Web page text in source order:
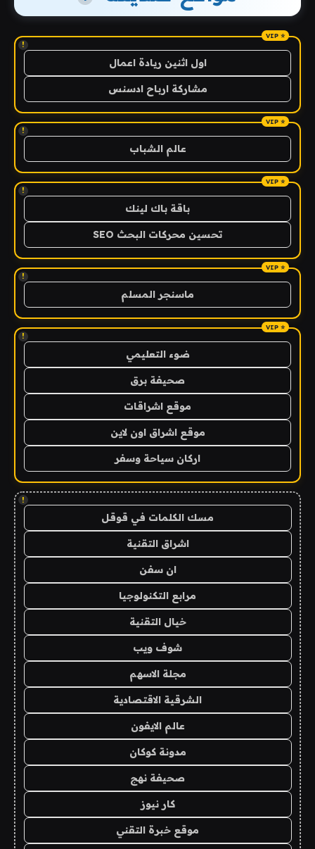
!
اول اثنين ريادة اعمال
مشاركة ارباح ادسنس
!
عالم الشباب
!
باقة باك لينك
تحسين محركات البحث SEO
!
ماسنجر المسلم
!
ضوء التعليمي
صحيفة برق
موقع اشراقات
موقع اشراق اون لاين
اركان سياحة وسفر
!
مسك الكلمات في قوقل
اشراق التقنية
ان سفن
مرابع التكنولوجيا
خيال التقنية
شوف ويب
مجلة الاسهم
الشرقية الاقتصادية
عالم الايفون
مدونة كوكان
صحيفة نهج
كار نيوز
موقع خبرة التقني